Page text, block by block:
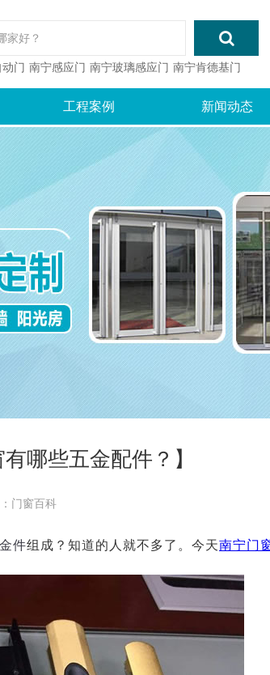
工程案例 新闻动态
门 南宁感应门 南宁玻璃感应门 南宁肯德基门
哪些五金配件？】
门窗百科
件组成？知道的人就不多了。今天南宁门